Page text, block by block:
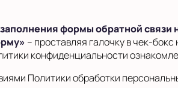
формы обратной
– проставляя галочку в чек-
конфиденциальности
Политики обработки